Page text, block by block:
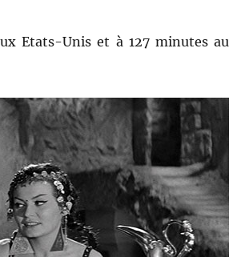
Etats-Unis et à 127 minutes au